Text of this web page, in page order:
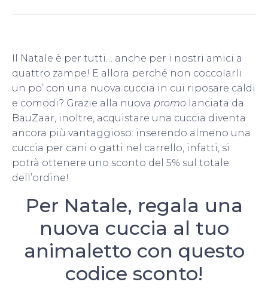
Il Natale è per tutti… anche per i nostri amici a
quattro zampe! E allora perché non coccolarli
un po’ con una nuova cuccia in cui riposare caldi
e comodi? Grazie alla nuova promo lanciata da
BauZaar, inoltre, acquistare una cuccia diventa
ancora più vantaggioso: inserendo almeno una
cuccia per cani o gatti nel carrello, infatti, si
potrà ottenere uno sconto del 5% sul totale
dell’ordine!
Per Natale, regala una
nuova cuccia al tuo
animaletto con questo
codice sconto!